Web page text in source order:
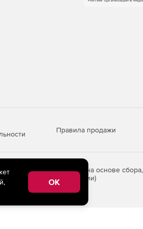
Правила продажи
информации на основе сбора,
Российской Федерации)
OK